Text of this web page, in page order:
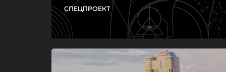
СПЕЦПРОЕКТ